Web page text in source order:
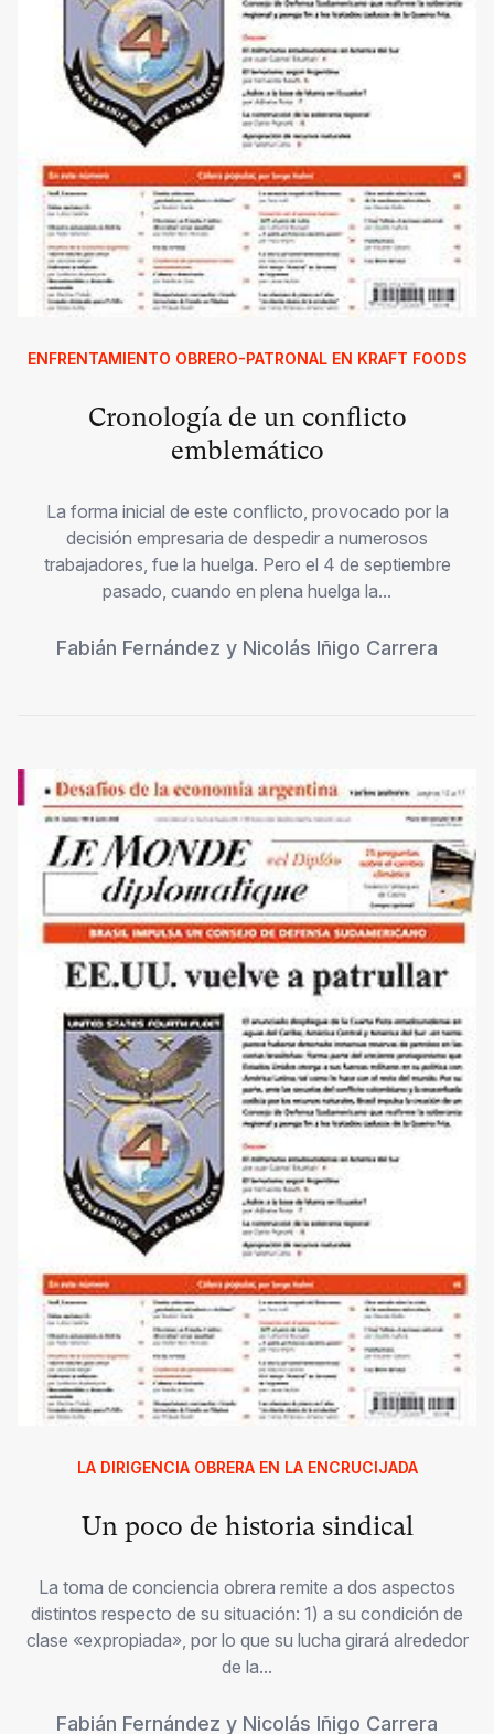
ENFRENTAMIENTO OBRERO-PATRONAL EN KRAFT FOODS
Cronología de un conflicto
emblemático
La forma inicial de este conflicto, provocado por la
decisión empresaria de despedir a numerosos
trabajadores, fue la huelga. Pero el 4 de septiembre
pasado, cuando en plena huelga la...
Fabián Fernández y Nicolás Iñigo Carrera
LA DIRIGENCIA OBRERA EN LA ENCRUCIJADA
Un poco de historia sindical
La toma de conciencia obrera remite a dos aspectos
distintos respecto de su situación: 1) a su condición de
clase «expropiada», por lo que su lucha girará alrededor
de la...
Fabián Fernández y Nicolás Iñigo Carrera